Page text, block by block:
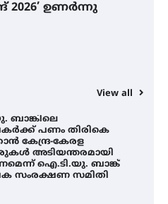
2026’ ഉണർന്നു
View all
സ്‌ക്രീൻ ചെയ്യുന്നു
ബാങ്കിലെ
പണം തിരികെ
കേന്ദ്ര-കേരള
അടിയന്തരമായി
ഐ.ടി.യു. ബാങ്ക്
സംരക്ഷണ സമിതി